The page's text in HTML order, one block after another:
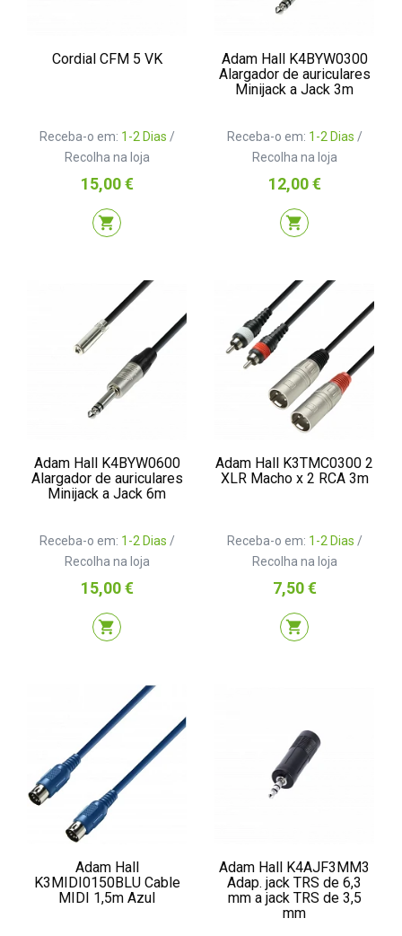
Cordial CFM 5 VK
Receba-o em: 1-2 Dias /
Recolha na loja
Preço
15,00 €
shopping_cart
Adam Hall K4BYW0300
Alargador de auriculares
Minijack a Jack 3m
Receba-o em: 1-2 Dias /
Recolha na loja
Preço
12,00 €
shopping_cart
Adam Hall K4BYW0600
Alargador de auriculares
Minijack a Jack 6m
Receba-o em: 1-2 Dias /
Recolha na loja
Preço
15,00 €
shopping_cart
Adam Hall K3TMC0300 2
XLR Macho x 2 RCA 3m
Receba-o em: 1-2 Dias /
Recolha na loja
Preço
7,50 €
shopping_cart
Adam Hall
K3MIDI0150BLU Cable
MIDI 1,5m Azul
Adam Hall K4AJF3MM3
Adap. jack TRS de 6,3
mm a jack TRS de 3,5
mm